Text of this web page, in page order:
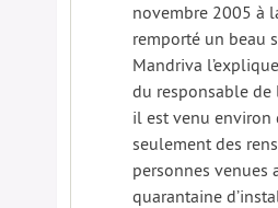
novembre 2005 à
remporté un beau
Mandriva
du responsable de
il est venu environ
seulement des
personnes venues
quarantaine